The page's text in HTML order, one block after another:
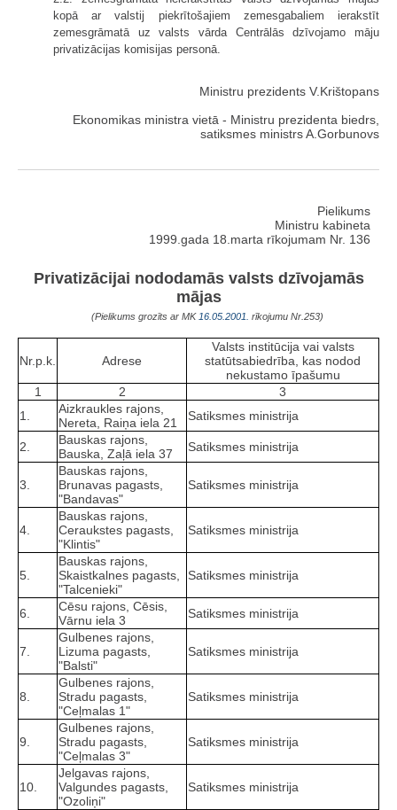
kopā ar valstij piekrītošajiem zemesgabaliem ierakstīt
zemesgrāmatā uz valsts vārda Centrālās dzīvojamo māju
privatizācijas komisijas personā.
Ministru prezidents V.Krištopans
Ekonomikas ministra vietā - Ministru prezidenta biedrs,
satiksmes ministrs A.Gorbunovs
Pielikums
Ministru kabineta
1999.gada 18.marta rīkojumam Nr. 136
Privatizācijai nododamās valsts dzīvojamās
mājas
(Pielikums grozīts ar MK 16.05.2001. rīkojumu Nr.253)
Nr.p.k. Adrese
Valsts institūcija vai valsts
statūtsabiedrība, kas nodod
nekustamo īpašumu
1
2
3
1.
Aizkraukles rajons,
Nereta, Raiņa iela 21
Satiksmes ministrija
2.
Bauskas rajons,
Bauska, Zaļā iela 37
Satiksmes ministrija
3.
Bauskas rajons,
Brunavas pagasts,
"Bandavas"
Satiksmes ministrija
4.
Bauskas rajons,
Ceraukstes pagasts,
"Klintis"
Satiksmes ministrija
5.
Bauskas rajons,
Skaistkalnes pagasts,
"Talcenieki"
Satiksmes ministrija
6.
Cēsu rajons, Cēsis,
Vārnu iela 3
Satiksmes ministrija
7.
Gulbenes rajons,
Lizuma pagasts,
"Balsti"
Satiksmes ministrija
8.
Gulbenes rajons,
Stradu pagasts,
"Ceļmalas 1"
Satiksmes ministrija
9.
Gulbenes rajons,
Stradu pagasts,
"Ceļmalas 3"
Satiksmes ministrija
10.
Jelgavas rajons,
Valgundes pagasts,
"Ozoliņi"
Satiksmes ministrija